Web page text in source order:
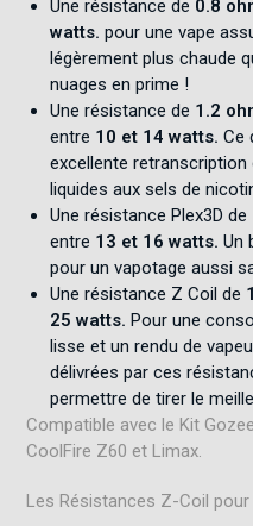
Une résistance de 0.8
watts. pour une vape
légèrement plus chaude
nuages en prime !
Une résistance de 1.2
entre 10 et 14 watts. Ce
excellente retranscription
liquides aux sels de
Une résistance Plex3D de
entre 13 et 16 watts. Un
pour un vapotage aussi
Une résistance Z Coil de
25 watts. Pour une
lisse et un rendu de
délivrées par ces
permettre de tirer le
Compatible avec le Kit
CoolFire Z60 et Limax.
Les Résistances Z-Coil